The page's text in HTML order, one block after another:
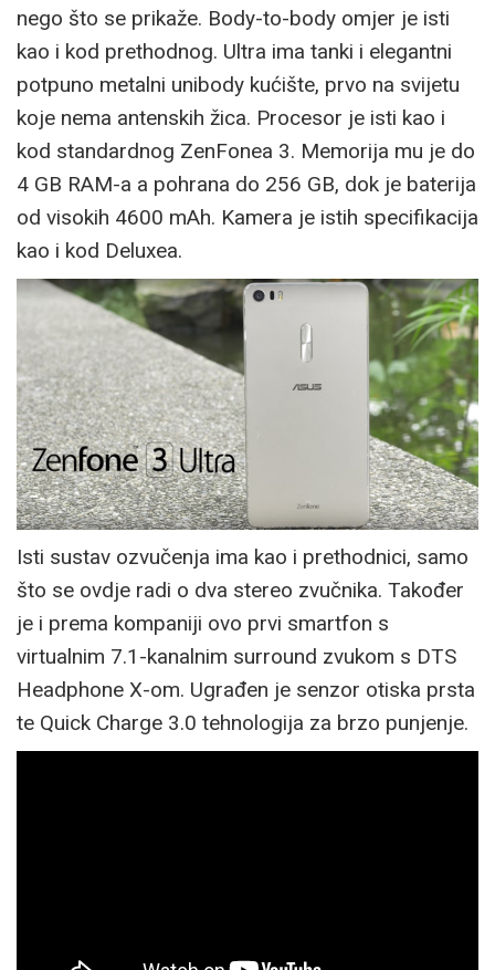
nego što se prikaže. Body-to-body omjer je isti
kao i kod prethodnog. Ultra ima tanki i elegantni
potpuno metalni unibody kućište, prvo na svijetu
koje nema antenskih žica. Procesor je isti kao i
kod standardnog ZenFonea 3. Memorija mu je do
4 GB RAM-a a pohrana do 256 GB, dok je baterija
od visokih 4600 mAh. Kamera je istih specifikacija
kao i kod Deluxea.
Isti sustav ozvučenja ima kao i prethodnici, samo
što se ovdje radi o dva stereo zvučnika. Također
je i prema kompaniji ovo prvi smartfon s
virtualnim 7.1-kanalnim surround zvukom s DTS
Headphone X-om. Ugrađen je senzor otiska prsta
te Quick Charge 3.0 tehnologija za brzo punjenje.